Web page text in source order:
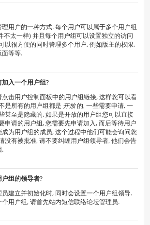
用户的一种方式. 每个用户可以属于多个用户组
不太一样) 并且每个用户组可以设置独立的访问
以很方便的同时管理多个用户, 例如版主的权限,
等等.
入一个用户组?
击用户控制面板中的用户组链接, 这样您可以看
是所有的用户组都是 开放的, 一些需要申请, 一
甚至是隐藏的. 如果是开放的用户组您可以直接
申请的用户组, 您需要先申请加入, 而后等待用户
为用户组的成员, 这个过程中他们可能会询问您
没有被批准, 请不要纠缠用户组领导者, 他们会告
.
组的领导者?
建立并初始化时, 同时会设置一个用户组领导.
用户组, 请首先站内短信联络论坛管理员.